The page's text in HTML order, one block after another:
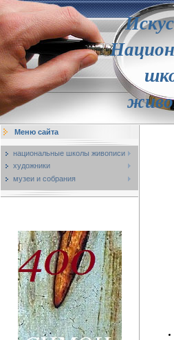
Меню сайта
национальные школы живописи
художники
музеи и собрания